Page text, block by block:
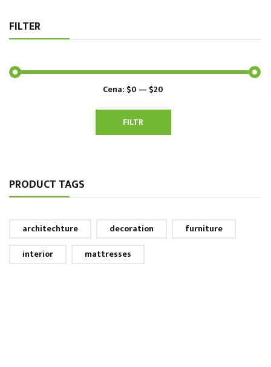
FILTER
FILTR
Cena: $0 — $20
PRODUCT TAGS
architechture decoration
furniture
interior
mattresses